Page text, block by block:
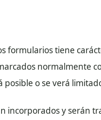
formularios tiene
normalmente
posible o se verá
incorporados y serán